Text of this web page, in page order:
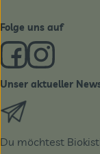
Folge uns auf
Externer Link
Externer
Unser aktueller
Du möchtest